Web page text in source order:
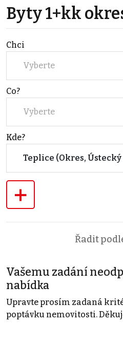
Byty 1+kk
Chci
Vyberte
Co?
Vyberte
Kde?
Teplice (Okres,
+
Řadit
Vašemu zadání
nabídka
Upravte prosím zadaná
poptávku nemovitosti.